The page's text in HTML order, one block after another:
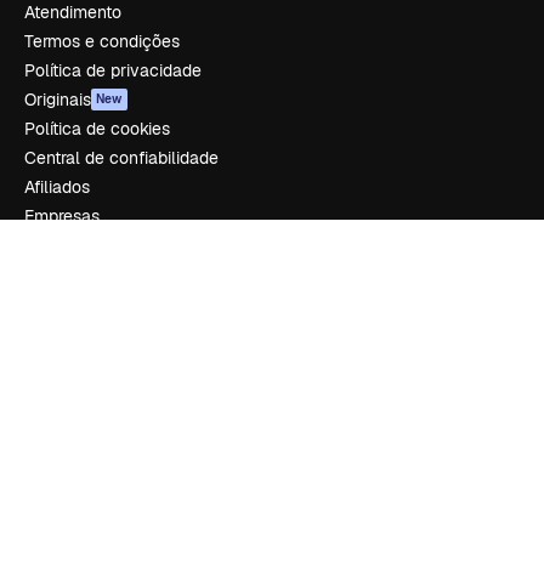
Atendimento
Termos e condições
Política de privacidade
Originais New
Política de cookies
Central de confiabilidade
Afiliados
Empresas